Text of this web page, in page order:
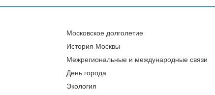
Московское долголетие
История Москвы
Межрегиональные и международные связи
День города
Экология